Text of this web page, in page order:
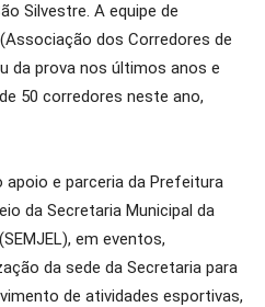
Silvestre. A equipe de
dos Corredores de
da prova nos últimos anos e
50 corredores neste ano,
apoio e parceria da Prefeitura
da Secretaria Municipal da
em eventos,
da sede da Secretaria para
de atividades esportivas,